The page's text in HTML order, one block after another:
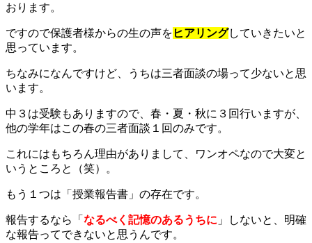
おります。
ですので保護者様からの生の声を ヒアリングしていきたいと
思っています。
ちなみになんですけど、うちは三者面談の場って少ないと思
います。
中３は受験もありますので、春・夏・秋に３回行いますが、
他の学年はこの春の三者面談１回のみです。
これにはもちろん理由がありまして、ワンオペなので大変と
いうところと（笑）。
もう１つは「授業報告書」の存在です。
報告するなら「 なるべく記憶のあるうちに 」しないと、明確
な報告ってできないと思うんです。